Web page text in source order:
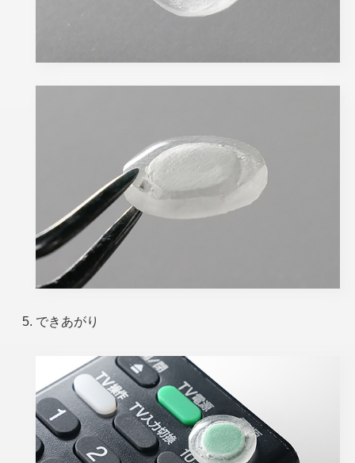
できあがり